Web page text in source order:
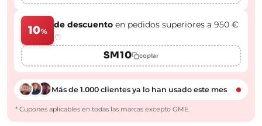
10%
de descuento en pedidos superiores a 950 €
(*)
SM10 copiar
Más de 1.000 clientes ya lo han usado este mes
* Cupones aplicables en todas las marcas excepto GME.